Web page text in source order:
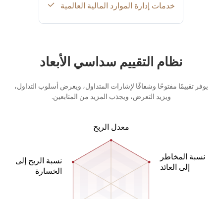
خدمات إدارة الموارد المالية العالمية
نظام التقييم سداسي الأبعاد
يوفر تقييمًا مفتوحًا وشفافًا لإشارات المتداول، ويعرض أسلوب التداول،
ويزيد التعرض، ويجذب المزيد من المتابعين.
معدل الربح
نسبة الربح إلى
الخسارة
نسبة المخاطر
إلى العائد